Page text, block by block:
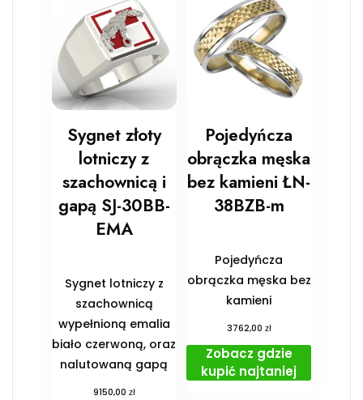
Sygnet złoty
lotniczy z
szachownicą i
gapą SJ-30BB-
EMA
Sygnet lotniczy z
szachownicą
wypełnioną emalia
biało czerwoną, oraz
nalutowaną gapą
9150,00 zł
Pojedyńcza
obrączka męska
bez kamieni ŁN-
38BZB-m
Pojedyńcza
obrączka męska bez
kamieni
3762,00 zł
Zobacz gdzie
kupić najtaniej